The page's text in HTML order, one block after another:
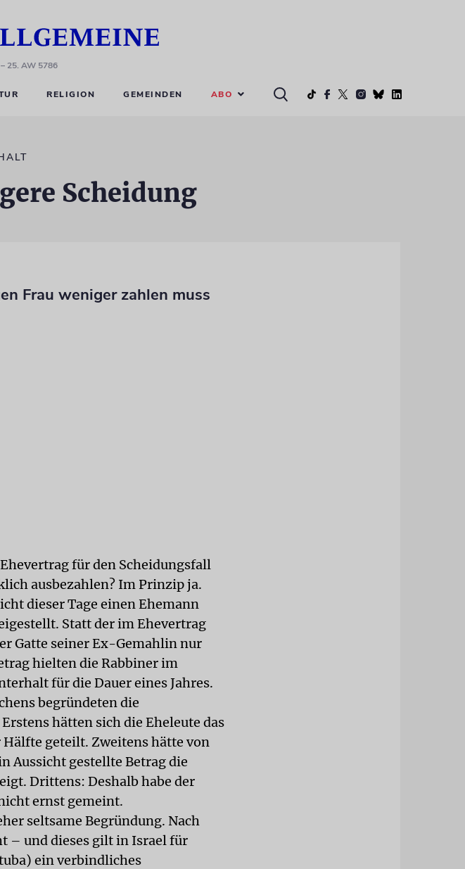
– 25. AW 5786
RELIGION GEMEINDEN ABO
Scheidung
Frau weniger zahlen muss
für den Scheidungsfall
ausbezahlen? Im Prinzip ja.
dieser Tage einen Ehemann
Statt der im Ehevertrag
Gatte seiner Ex-Gemahlin nur
hielten die Rabbiner im
für die Dauer eines Jahres.
begründeten die
hätten sich die Eheleute das
geteilt. Zweitens hätte von
Aussicht gestellte Betrag die
Drittens: Deshalb habe der
ernst gemeint.
seltsame Begründung. Nach
– und dieses gilt in Israel für
ein verbindliches